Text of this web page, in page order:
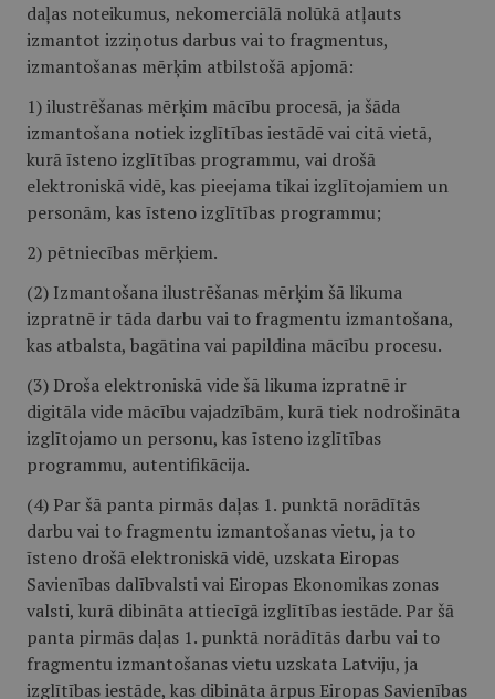
daļas noteikumus, nekomerciālā nolūkā atļauts
izmantot izziņotus darbus vai to fragmentus,
izmantošanas mērķim atbilstošā apjomā:
1) ilustrēšanas mērķim mācību procesā, ja šāda
izmantošana notiek izglītības iestādē vai citā vietā,
kurā īsteno izglītības programmu, vai drošā
elektroniskā vidē, kas pieejama tikai izglītojamiem un
personām, kas īsteno izglītības programmu;
2) pētniecības mērķiem.
(2) Izmantošana ilustrēšanas mērķim šā likuma
izpratnē ir tāda darbu vai to fragmentu izmantošana,
kas atbalsta, bagātina vai papildina mācību procesu.
(3) Droša elektroniskā vide šā likuma izpratnē ir
digitāla vide mācību vajadzībām, kurā tiek nodrošināta
izglītojamo un personu, kas īsteno izglītības
programmu, autentifikācija.
(4) Par šā panta pirmās daļas 1. punktā norādītās
darbu vai to fragmentu izmantošanas vietu, ja to
īsteno drošā elektroniskā vidē, uzskata Eiropas
Savienības dalībvalsti vai Eiropas Ekonomikas zonas
valsti, kurā dibināta attiecīgā izglītības iestāde. Par šā
panta pirmās daļas 1. punktā norādītās darbu vai to
fragmentu izmantošanas vietu uzskata Latviju, ja
izglītības iestāde, kas dibināta ārpus Eiropas Savienības